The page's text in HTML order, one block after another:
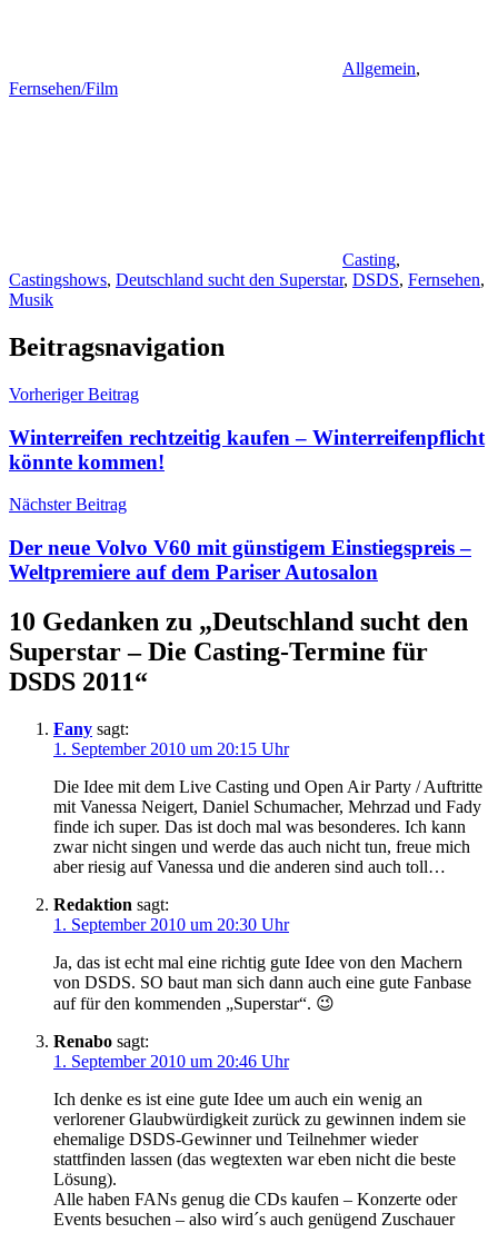
Allgemein,
Fernsehen/Film
Casting,
Castingshows, Deutschland sucht den Superstar, DSDS, Fernsehen,
Musik
Beitragsnavigation
Vorheriger Beitrag
Winterreifen rechtzeitig kaufen – Winterreifenpflicht
könnte kommen!
Nächster Beitrag
Der neue Volvo V60 mit günstigem Einstiegspreis –
Weltpremiere auf dem Pariser Autosalon
10 Gedanken zu „Deutschland sucht den
Superstar – Die Casting-Termine für
DSDS 2011“
Fany sagt:
1. September 2010 um 20:15 Uhr
Die Idee mit dem Live Casting und Open Air Party / Auftritte
mit Vanessa Neigert, Daniel Schumacher, Mehrzad und Fady
finde ich super. Das ist doch mal was besonderes. Ich kann
zwar nicht singen und werde das auch nicht tun, freue mich
aber riesig auf Vanessa und die anderen sind auch toll…
Redaktion sagt:
1. September 2010 um 20:30 Uhr
Ja, das ist echt mal eine richtig gute Idee von den Machern
von DSDS. SO baut man sich dann auch eine gute Fanbase
auf für den kommenden „Superstar“. 😉
Renabo sagt:
1. September 2010 um 20:46 Uhr
Ich denke es ist eine gute Idee um auch ein wenig an
verlorener Glaubwürdigkeit zurück zu gewinnen indem sie
ehemalige DSDS-Gewinner und Teilnehmer wieder
stattfinden lassen (das wegtexten war eben nicht die beste
Lösung).
Alle haben FANs genug die CDs kaufen – Konzerte oder
Events besuchen – also wird´s auch genügend Zuschauer